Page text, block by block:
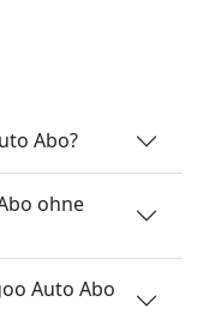
Abo?
ohne
Auto Abo